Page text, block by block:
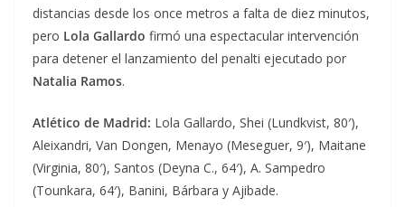
distancias desde los once metros a falta de diez minutos,
pero Lola Gallardo firmó una espectacular intervención
para detener el lanzamiento del penalti ejecutado por
Natalia Ramos.
Atlético de Madrid: Lola Gallardo, Shei (Lundkvist, 80′),
Aleixandri, Van Dongen, Menayo (Meseguer, 9′), Maitane
(Virginia, 80′), Santos (Deyna C., 64′), A. Sampedro
(Tounkara, 64′), Banini, Bárbara y Ajibade.